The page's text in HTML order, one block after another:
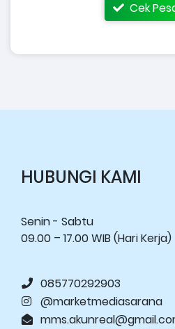
Cek
HUBUNGI KAMI
Senin - Sabtu
09.00 – 17.00 WIB (Hari Kerja)
085770292903
@marketmediasarana